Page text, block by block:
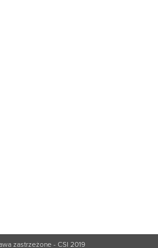
zastrzeżone - CSI 2019